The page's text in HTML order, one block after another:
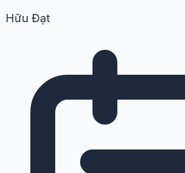
Hữu Đạt